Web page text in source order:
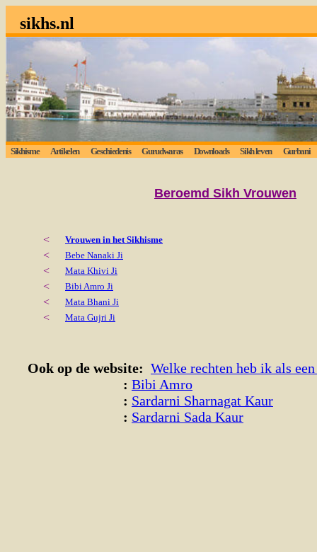
sikhs.nl
Sikhisme Artikelen Geschiedenis Gurudwaras Downloads Sikh leven Gurbani
Beroemd Sikh Vrouwen
< Vrouwen in het Sikhisme
< Bebe Nanaki Ji
< Mata Khivi Ji
< Bibi Amro Ji
< Mata Bhani Ji
< Mata Gujri Ji
Ook op de website: Welke rechten heb ik als
: Bibi Amro
: Sardarni Sharnagat Kaur
: Sardarni Sada Kaur